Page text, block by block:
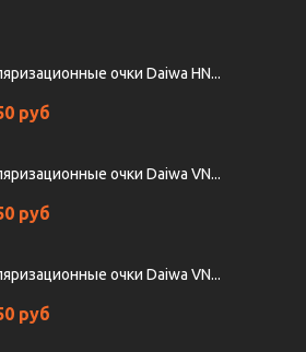
очки Daiwa HN...
руб
очки Daiwa VN...
руб
очки Daiwa VN...
руб